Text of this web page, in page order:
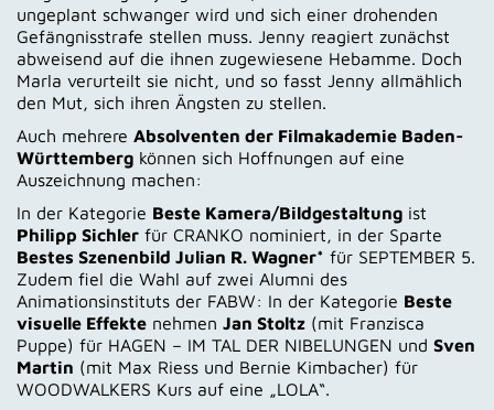
ungeplant schwanger wird und sich einer drohenden
Gefängnisstrafe stellen muss. Jenny reagiert zunächst
abweisend auf die ihnen zugewiesene Hebamme. Doch
Marla verurteilt sie nicht, und so fasst Jenny allmählich
den Mut, sich ihren Ängsten zu stellen.
Auch mehrere Absolventen der Filmakademie Baden-
Württemberg können sich Hoffnungen auf eine
Auszeichnung machen:
In der Kategorie Beste Kamera/Bildgestaltung ist
Philipp Sichler für CRANKO nominiert, in der Sparte
Bestes Szenenbild Julian R. Wagner* für SEPTEMBER 5.
Zudem fiel die Wahl auf zwei Alumni des
Animationsinstituts der FABW: In der Kategorie Beste
visuelle Effekte nehmen Jan Stoltz (mit Franzisca
Puppe) für HAGEN – IM TAL DER NIBELUNGEN und Sven
Martin (mit Max Riess und Bernie Kimbacher) für
WOODWALKERS Kurs auf eine „LOLA“.